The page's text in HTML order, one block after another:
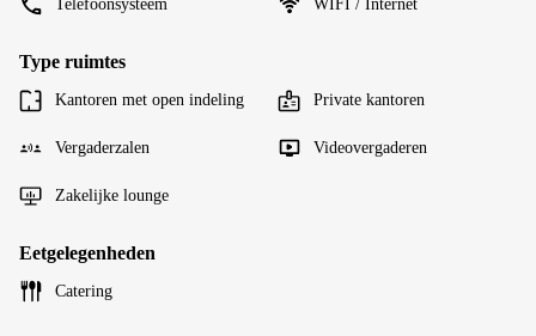
Telefoonsysteem WIFI / Internet
Type ruimtes
Kantoren met open indeling Private kantoren
Vergaderzalen Videovergaderen
Zakelijke lounge
Eetgelegenheden
Catering